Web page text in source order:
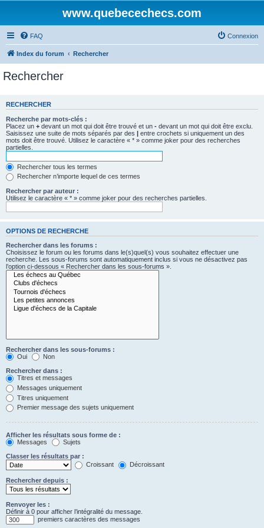
www.quebecechecs.com
FAQ Connexion
Index du forum Rechercher
Rechercher
RECHERCHER
Recherche par mots-clés :
Placez un + devant un mot qui doit être trouvé et un - devant un mot qui doit être exclu.
Saisissez une suite de mots séparés par des | entre crochets si uniquement un des
mots doit être trouvé. Utilisez le caractère « * » comme joker pour des recherches
partielles.
Rechercher tous les termes
Rechercher n’importe lequel de ces termes
Rechercher par auteur :
Utilisez le caractère « * » comme joker pour des recherches partielles.
OPTIONS DE RECHERCHE
Rechercher dans les forums :
Choisissez le forum ou les forums dans le(s)quel(s) vous souhaitez effectuer une
recherche. Les sous-forums sont automatiquement inclus si vous ne désactivez pas
l’option ci-dessous « Rechercher dans les sous-forums ».
Rechercher dans les sous-forums :
Oui
Non
Rechercher dans :
Titres et messages
Messages uniquement
Titres uniquement
Premier message des sujets uniquement
Afficher les résultats sous forme de :
Messages
Sujets
Classer les résultats par :
Croissant
Décroissant
Rechercher depuis :
Renvoyer les :
Définir à 0 pour afficher l’intégralité du message.
premiers caractères des messages